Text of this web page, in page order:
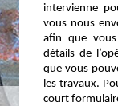
intervienne
vous nous
afin que vous
détails de
que vous
les travaux.
court